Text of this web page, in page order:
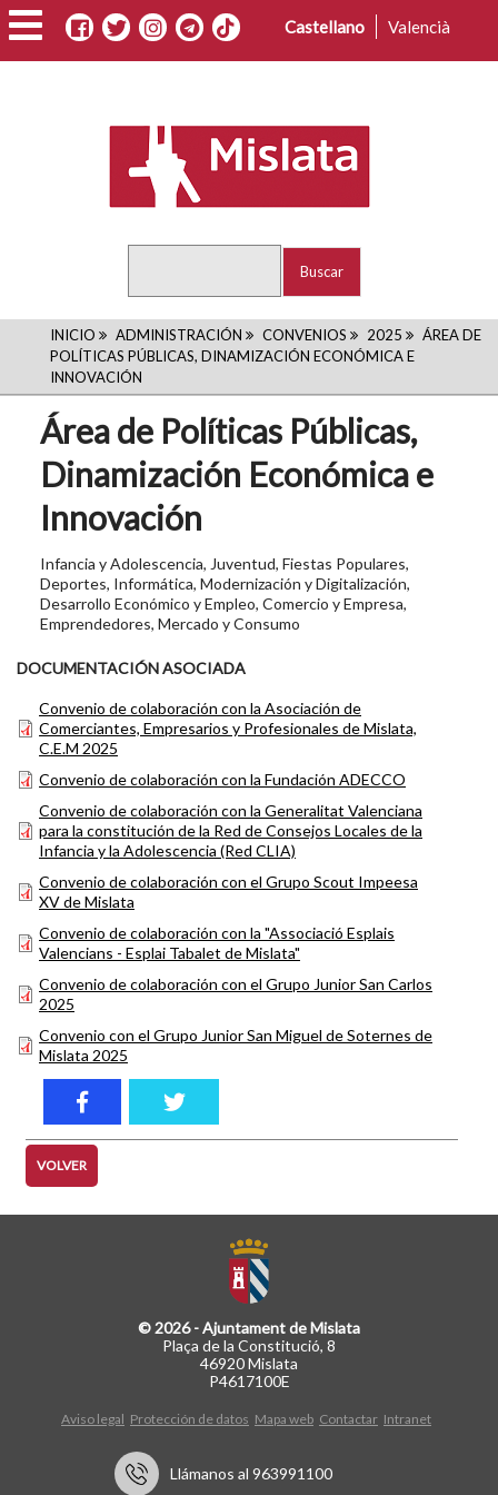
Pasar
al
contenido
Castellano Valencià
RUTA
DE
NAVEGACIÓN
INICIO ADMINISTRACIÓN CONVENIOS 2025
ÁREA DE
POLÍTICAS PÚBLICAS, DINAMIZACIÓN ECONÓMICA E
INNOVACIÓN
Área de Políticas Públicas,
Dinamización Económica e
Innovación
Infancia y Adolescencia, Juventud, Fiestas Populares,
Deportes, Informática, Modernización y Digitalización,
Desarrollo Económico y Empleo, Comercio y Empresa,
Emprendedores, Mercado y Consumo
DOCUMENTACIÓN ASOCIADA
Convenio de colaboración con la Asociación de
Comerciantes, Empresarios y Profesionales de Mislata,
C.E.M 2025
Convenio de colaboración con la Fundación ADECCO
Convenio de colaboración con la Generalitat Valenciana
para la constitución de la Red de Consejos Locales de la
Infancia y la Adolescencia (Red CLIA)
Convenio de colaboración con el Grupo Scout Impeesa
XV de Mislata
Convenio de colaboración con la "Associació Esplais
Valencians - Esplai Tabalet de Mislata"
Convenio de colaboración con el Grupo Junior San Carlos
2025
Convenio con el Grupo Junior San Miguel de Soternes de
Mislata 2025
VOLVER
© 2026 - Ajuntament de Mislata
Plaça de la Constitució, 8
46920 Mislata
P4617100E
Aviso legal Protección de datos Mapa web Contactar Intranet
Llámanos al 963991100